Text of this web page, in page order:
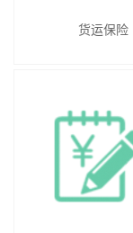
货运保险